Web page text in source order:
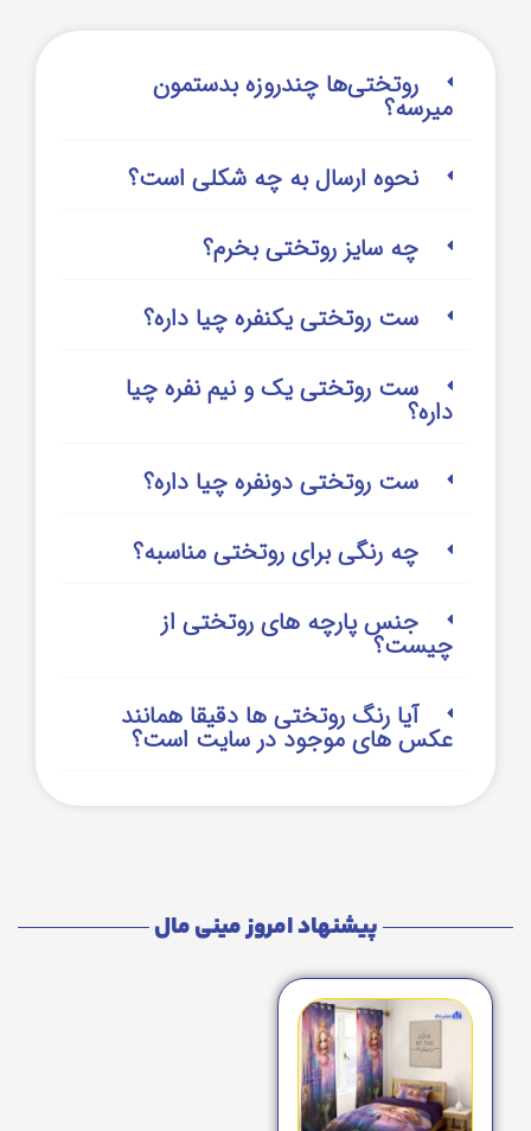
روتختی‌‌ها چندروزه بدستمون
میرسه؟
نحوه ارسال به چه شکلی است؟
چه سایز روتختی بخرم؟
ست روتختی یکنفره چیا داره؟
ست روتختی یک و نیم نفره چیا
داره؟
ست روتختی دونفره چیا داره؟
چه رنگی برای روتختی مناسبه؟
جنس پارچه های روتختی از
چیست؟
آیا رنگ روتختی ها دقیقا همانند
عکس های موجود در سایت است؟
پیشنهاد امروز مینی مال